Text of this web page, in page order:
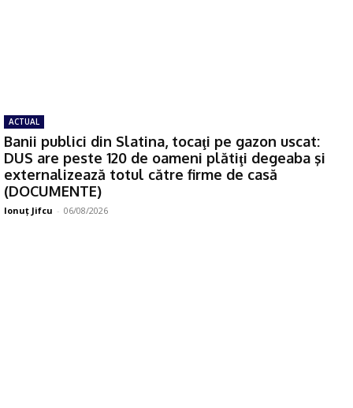
ACTUAL
Banii publici din Slatina, tocaţi pe gazon uscat:
DUS are peste 120 de oameni plătiţi degeaba şi
externalizează totul către firme de casă
(DOCUMENTE)
Ionuţ Jifcu - 06/08/2026